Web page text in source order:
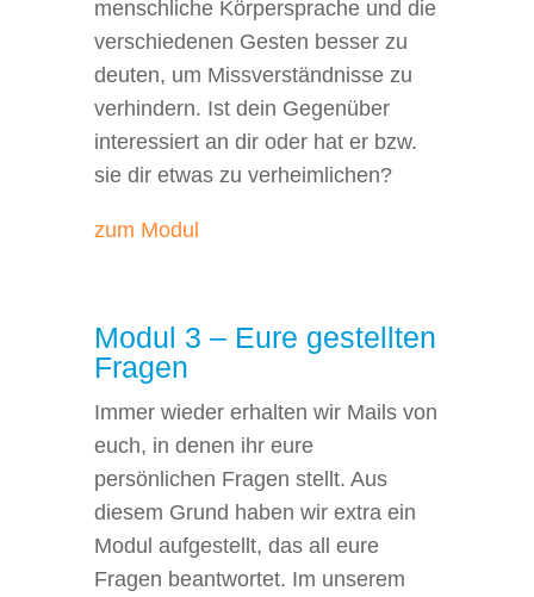
menschliche Körpersprache und die
verschiedenen Gesten besser zu
deuten, um Missverständnisse zu
verhindern. Ist dein Gegenüber
interessiert an dir oder hat er bzw.
sie dir etwas zu verheimlichen?
zum Modul
Modul 3 – Eure gestellten
Fragen
Immer wieder erhalten wir Mails von
euch, in denen ihr eure
persönlichen Fragen stellt. Aus
diesem Grund haben wir extra ein
Modul aufgestellt, das all eure
Fragen beantwortet. Im unserem